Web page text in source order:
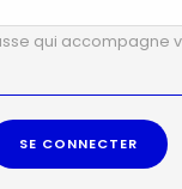
qui accompagne